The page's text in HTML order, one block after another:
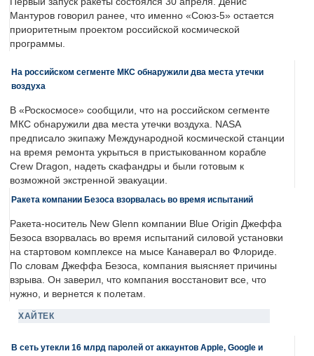
Мантуров говорил ранее, что именно «Союз-5» остается
приоритетным проектом российской космической
программы.
На российском сегменте МКС обнаружили два места утечки
воздуха
В «Роскосмосе» сообщили, что на российском сегменте
МКС обнаружили два места утечки воздуха. NASA
предписало экипажу Международной космической станции
на время ремонта укрыться в пристыкованном корабле
Crew Dragon, надеть скафандры и были готовым к
возможной экстренной эвакуации.
Ракета компании Безоса взорвалась во время испытаний
Ракета-носитель New Glenn компании Blue Origin Джеффа
Безоса взорвалась во время испытаний силовой установки
на стартовом комплексе на мысе Канаверал во Флориде.
По словам Джеффа Безоса, компания выясняет причины
взрыва. Он заверил, что компания восстановит все, что
нужно, и вернется к полетам.
ХАЙТЕК
В сеть утекли 16 млрд паролей от аккаунтов Apple, Google и